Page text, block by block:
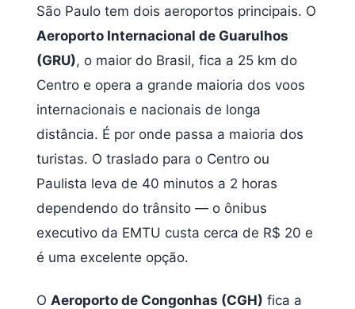
São Paulo tem dois aeroportos principais. O
Aeroporto Internacional de Guarulhos
(GRU), o maior do Brasil, fica a 25 km do
Centro e opera a grande maioria dos voos
internacionais e nacionais de longa
distância. É por onde passa a maioria dos
turistas. O traslado para o Centro ou
Paulista leva de 40 minutos a 2 horas
dependendo do trânsito — o ônibus
executivo da EMTU custa cerca de R$ 20 e
é uma excelente opção.
O Aeroporto de Congonhas (CGH) fica a